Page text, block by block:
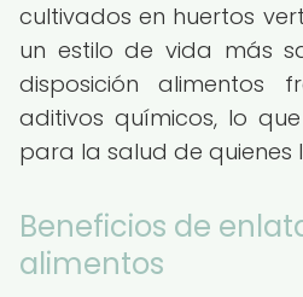
cultivados en huertos
un estilo de vida más
disposición alimentos
aditivos químicos, lo
para la salud de quienes
Beneficios de
alimentos